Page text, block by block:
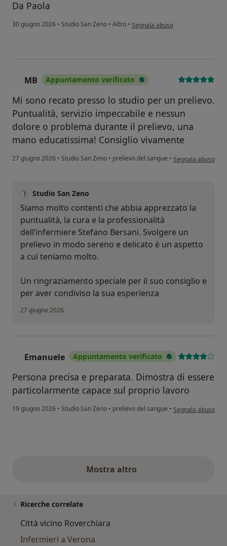
Da Paola
30 giugno 2026 • Studio San Zeno • Altro • secondo l'opinione dell'utente
Segnala abuso
MB Appuntamento verificato
Mi sono recato presso lo studio per un prelievo.
Puntualità, servizio impeccabile e nessun
dolore o problema durante il prelievo, una
mano educatissima! Consiglio vivamente
27 giugno 2026 • Studio San Zeno • prelievo del sangue • secondo
Segnala abuso
Studio San Zeno
Siamo molto contenti che abbia apprezzato la
puntualità, la cura e la professionalità
dell’infermiere Stefano Bersani. Svolgere un
prelievo in modo sereno e delicato è un aspetto
a cui teniamo molto.
Un ringraziamento speciale per il suo consiglio e
per aver condiviso la sua esperienza
27 giugno 2026
Emanuele Appuntamento verificato
Persona precisa e preparata. Dimostra di essere
particolarmente capace sul proprio lavoro
19 giugno 2026 • Studio San Zeno • prelievo del sangue • secondo
Segnala abuso
Mostra altroopinioni di cui sopra
Ricerche correlate
Città vicino Roverchiara
Infermieri a Verona